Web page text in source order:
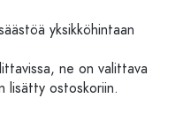
yksikköhintaan
ne on valittava
lisätty ostoskoriin.